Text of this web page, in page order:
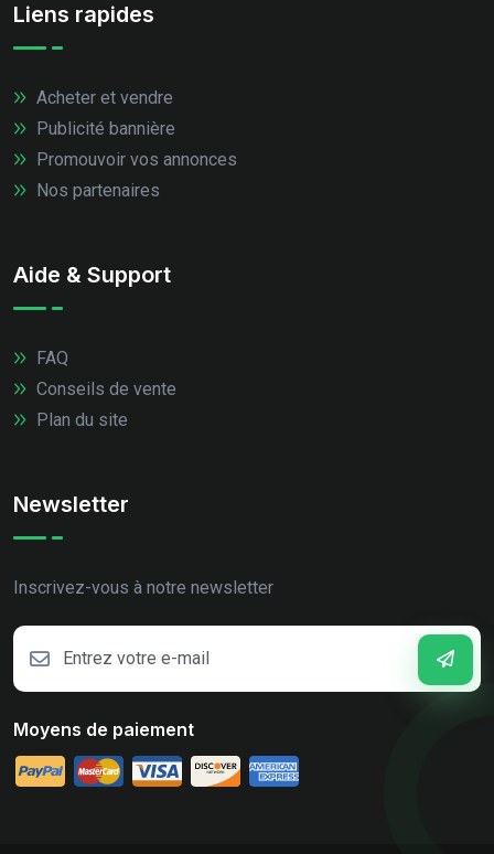
Liens rapides
Acheter et vendre
Publicité bannière
Promouvoir vos annonces
Nos partenaires
Aide & Support
FAQ
Conseils de vente
Plan du site
Newsletter
Inscrivez-vous à notre newsletter
Moyens de paiement